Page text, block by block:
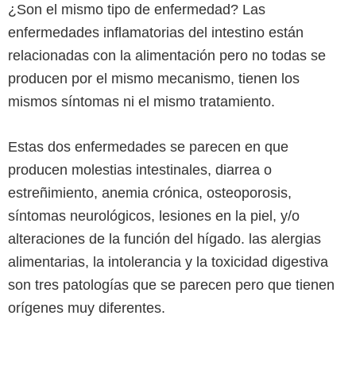
¿Son el mismo tipo de enfermedad? Las
enfermedades inflamatorias del intestino están
relacionadas con la alimentación pero no todas se
producen por el mismo mecanismo, tienen los
mismos síntomas ni el mismo tratamiento.
Estas dos enfermedades se parecen en que
producen molestias intestinales, diarrea o
estreñimiento, anemia crónica, osteoporosis,
síntomas neurológicos, lesiones en la piel, y/o
alteraciones de la función del hígado. las alergias
alimentarias, la intolerancia y la toxicidad digestiva
son tres patologías que se parecen pero que tienen
orígenes muy diferentes.